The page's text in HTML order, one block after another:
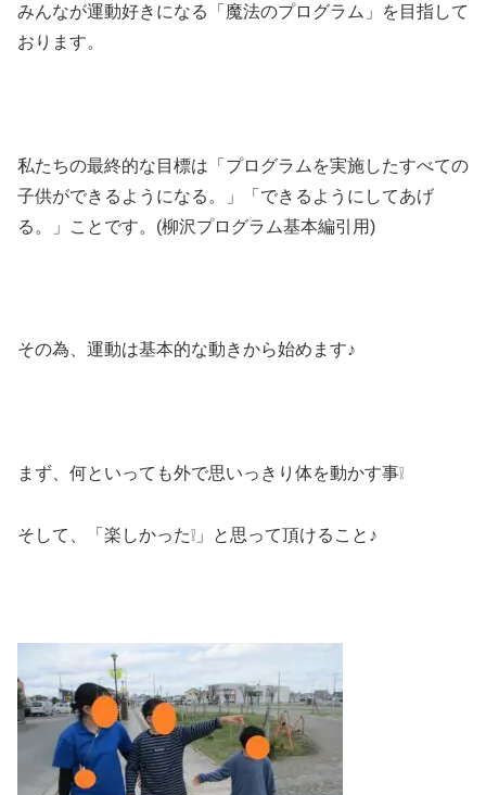
みんなが運動好きになる「魔法のプログラム」を目指して
おります。
私たちの最終的な目標は「プログラムを実施したすべての
子供ができるようになる。」「できるようにしてあげ
る。」ことです。(柳沢プログラム基本編引用)
その為、運動は基本的な動きから始めます♪
まず、何といっても外で思いっきり体を動かす事❕
そして、「楽しかった❕」と思って頂けること♪